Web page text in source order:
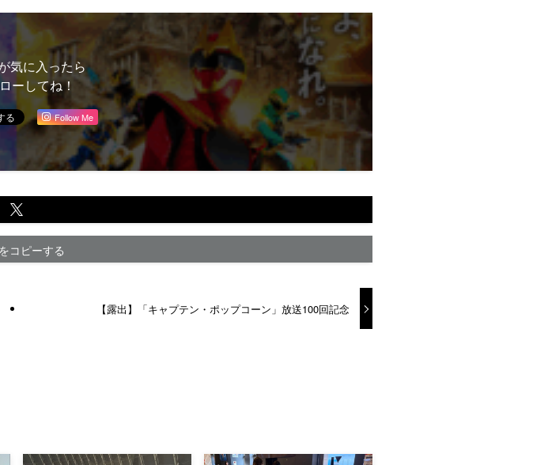
気に入ったら
ーしてね！
Follow Me
コピーする
【露出】「キャプテン・ポップコーン」放送100回記念